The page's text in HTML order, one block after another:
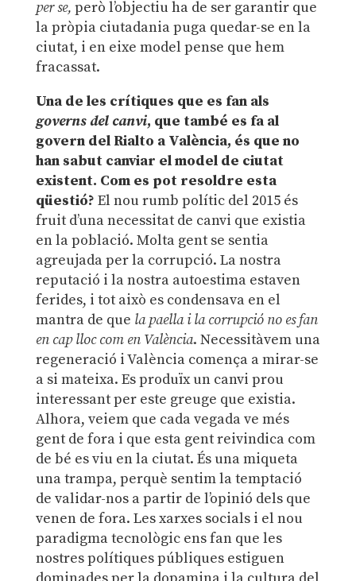
per se, però l’objectiu ha de ser garantir que
la pròpia ciutadania puga quedar-se en la
ciutat, i en eixe model pense que hem
fracassat.
Una de les crítiques que es fan als
governs del canvi, que també es fa al
govern del Rialto a València, és que no
han sabut canviar el model de ciutat
existent. Com es pot resoldre esta
qüestió? El nou rumb polític del 2015 és
fruit d’una necessitat de canvi que existia
en la població. Molta gent se sentia
agreujada per la corrupció. La nostra
reputació i la nostra autoestima estaven
ferides, i tot això es condensava en el
mantra de que la paella i la corrupció no es fan
en cap lloc com en València. Necessitàvem una
regeneració i València comença a mirar-se
a si mateixa. Es produïx un canvi prou
interessant per este greuge que existia.
Alhora, veiem que cada vegada ve més
gent de fora i que esta gent reivindica com
de bé es viu en la ciutat. És una miqueta
una trampa, perquè sentim la temptació
de validar-nos a partir de l’opinió dels que
venen de fora. Les xarxes socials i el nou
paradigma tecnològic ens fan que les
nostres polítiques públiques estiguen